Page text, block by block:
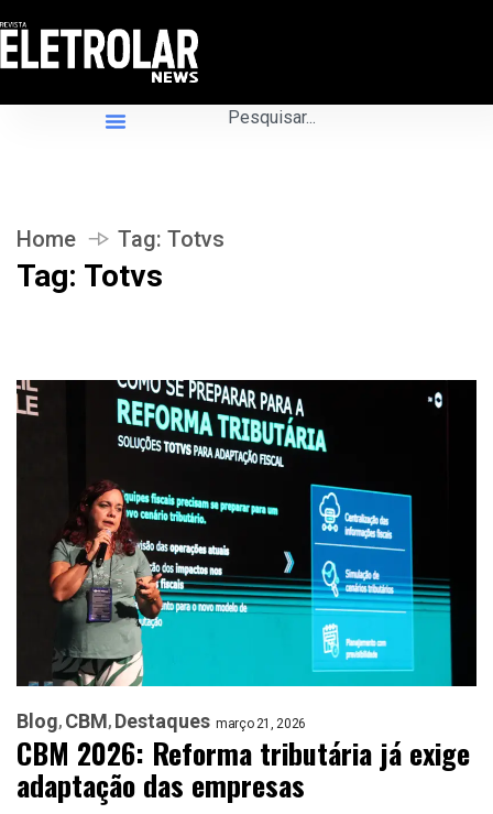
Home Tag: Totvs
Tag: Totvs
Blog CBM Destaques março 21, 2026
CBM 2026: Reforma tributária já exige
adaptação das empresas